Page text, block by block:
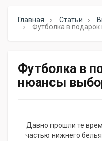
Главная Статьи
Футболка в
Футболка в
нюансы
Давно прошли те
частью нижнего